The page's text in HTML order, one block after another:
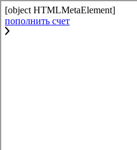
[object HTMLMetaElement]
пополнить счет